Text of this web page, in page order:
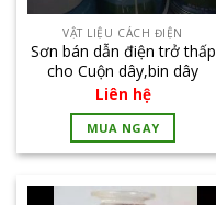
VẬT LIỆU CÁCH ĐIỆN
Sơn bán dẫn điện trở thấp
cho Cuộn dây,bin dây
động cơ điện máy phát
điện cao áp JF-140
Liên hệ
MUA NGAY